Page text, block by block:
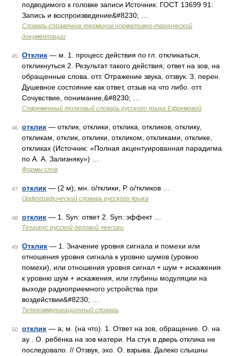
подводимого к головке записи Источник: ГОСТ 13699 91:
Запись и воспроизведение&#8230; …
Словарь-справочник терминов нормативно-технической
документации
45 Отклик — м. 1. процесс действия по гл. откликаться,
откликнуться 2. Результат такого действия; ответ на зов, на
обращенные слова. отт. Отражение звука, отзвук. 3. перен.
Душевное состояние как ответ, отзыв на что либо. отт.
Сочувствие, понимание,&#8230; …
Современный толковый словарь русского языка Ефремовой
46 отклик — отклик, отклики, отклика, откликов, отклику,
откликам, отклик, отклики, откликом, откликами, отклике,
откликах (Источник: «Полная акцентуированная парадигма
по А. А. Зализняку») …
Формы слов
47 отклик — (2 м); мн. о/тклики, Р. о/ткликов …
Орфографический словарь русского языка
48 отклик — 1. Syn: ответ 2. Syn: эффект …
Тезаурус русской деловой лексики
49 Отклик — 1. Значение уровня сигнала и помехи или
отношения уровня сигнала к уровню шумов (уровню
помехи), или отношения уровня сигнал + шум + искажения
к уровню шум + искажения, или глубины модуляции на
выходе радиоприемного устройства при
воздействии&#8230; …
Телекоммуникационный словарь
50 отклик — а; м. (на что). 1. Ответ на зов, обращение. О. на
ау . О. ребёнка на зов матери. На стук в дверь отклика не
последовало. // Отзвук, эхо. О. взрыва. Далеко слышны